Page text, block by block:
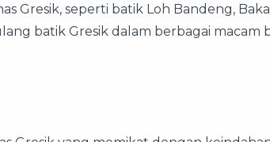
Gresik, seperti batik Loh Bandeng,
batik Gresik dalam berbagai macam